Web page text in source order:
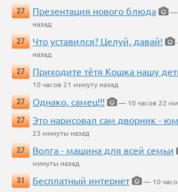
27
Презентация нового блюда
—
назад
27
Что уставился? Целуй, давай!
назад
27
Приходите тётя Кошка нашу
10 часов 21 минуту назад
27
Однако, самец!!!
— 10 часов 22
27
Это нарисовал сам дворник -
23 минуты назад
27
Волга - машина для всей семьи
минуты назад
31
Бесплатный интернет
— 10